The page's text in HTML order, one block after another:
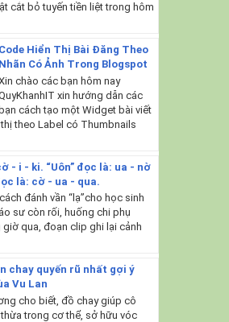
cắt bỏ tuyến tiền liệt trong hôm
Code Hiển Thị Bài Đăng Theo
Nhãn Có Ảnh Trong Blogspot
chào các bạn hôm nay
xin hướng dẫn các
cách tạo một Widget bài viết
theo Label có Thumbnails
- i - ki. “Uôn” đọc là: ua - nờ
là: cờ - ua - qua.
đánh vần “lạ”cho học sinh
sư còn rối, huống chi phụ
giờ qua, đoạn clip ghi lại cảnh
chay quyến rũ nhất gợi ý
Vu Lan
cho biết, đồ chay giúp cô
trong cơ thể, sở hữu vóc